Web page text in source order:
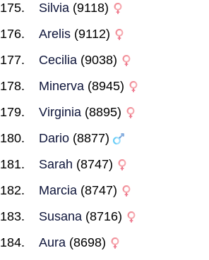
Silvia (9118)
Arelis (9112)
Cecilia (9038)
Minerva (8945)
Virginia (8895)
Dario (8877)
Sarah (8747)
Marcia (8747)
Susana (8716)
Aura (8698)